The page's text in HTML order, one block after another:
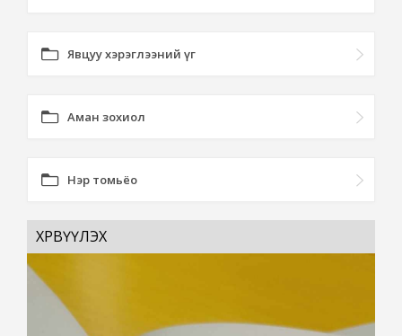
Явцуу хэрэглээний үг
Аман зохиол
Нэр томьёо
ХӨРВҮҮЛЭХ